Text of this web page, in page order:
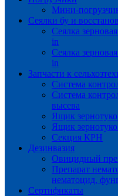
Мини-
Сеялки бу и
Сеялка
in
Сеялка
in
Запчасти к
Система
Система
высева
Ящик
Ящик
Секция КРН
Дезинвазия
Овицидный
Препарат
нематоцид,
Сертификаты